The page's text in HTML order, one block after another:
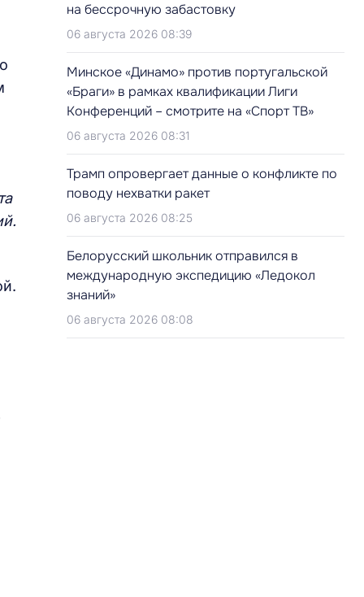
на бессрочную забастовку
06 августа 2026 08:39
Минское «Динамо» против португальской
«Браги» в рамках квалификации Лиги
Конференций – смотрите на «Спорт ТВ»
06 августа 2026 08:31
Трамп опровергает данные о конфликте по
поводу нехватки ракет
06 августа 2026 08:25
Белорусский школьник отправился в
международную экспедицию «Ледокол
знаний»
06 августа 2026 08:08